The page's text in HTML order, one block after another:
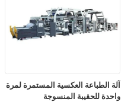
آلة الطباعة العكسية المستمرة لمرة
واحدة للحقيبة المنسوجة